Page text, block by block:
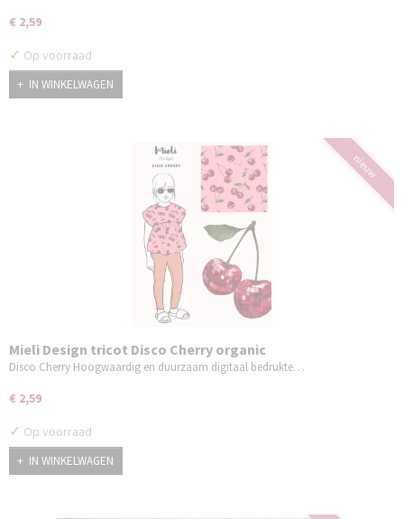
€ 2,59
✓ Op voorraad
IN WINKELWAGEN
nieuw
Mieli Design tricot Disco Cherry organic
Disco Cherry Hoogwaardig en duurzaam digitaal bedrukte…
€ 2,59
✓ Op voorraad
IN WINKELWAGEN